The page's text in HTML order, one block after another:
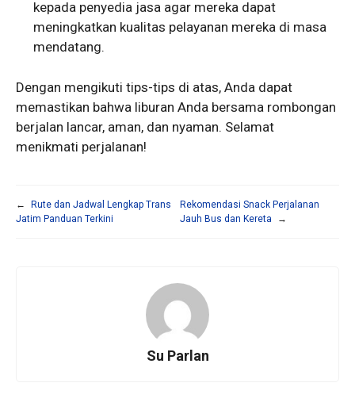
kepada penyedia jasa agar mereka dapat
meningkatkan kualitas pelayanan mereka di masa
mendatang.
Dengan mengikuti tips-tips di atas, Anda dapat
memastikan bahwa liburan Anda bersama rombongan
berjalan lancar, aman, dan nyaman. Selamat
menikmati perjalanan!
←
Rute dan Jadwal Lengkap Trans
Jatim Panduan Terkini
Rekomendasi Snack Perjalanan
Jauh Bus dan Kereta
→
Su Parlan